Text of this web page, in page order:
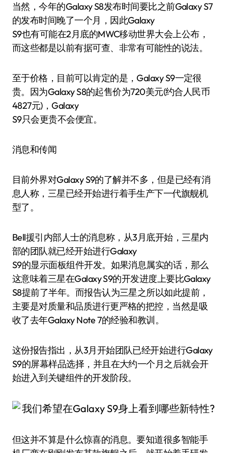
当然，今年的Galaxy S8发布时间要比之前Galaxy S7
的发布时间晚了一个月，因此Galaxy
S9也有可能在2月底的MWC移动世界大会上公布，
而这些都是以前有据可查、非常有可能性的说法。
至于价格，目前可以肯定的是，Galaxy S9一定很
贵。因为Galaxy S8的起售价为720美元(约合人民币
4827元)，Galaxy
S9只会更贵不会便宜。
消息和传闻
目前外界对Galaxy S9的了解并不多，但是已经有消
息人称，三星已经开始进行着手生产下一代旗舰机
型了。
Bell援引内部人士的消息称，从3月底开始，三星内
部的团队就已经开始进行Galaxy
S9的显示面板组件开发。如果消息属实的话，那么
这意味着三星在Galaxy S9的开发进度上要比Galaxy
S8提前了半年。而报告认为三星之所以如此提前，
主要是对质量和品质进行更严格的把控，当然是吸
收了去年Galaxy Note 7的经验和教训。
这份报告指出，从3月开始团队已经开始进行Galaxy
S9的屏幕样品选择，并且在大约一个月之后就会开
始进入到关键组件的开发阶段。
但这并不算是什么惊喜的消息。要知道很多智能手